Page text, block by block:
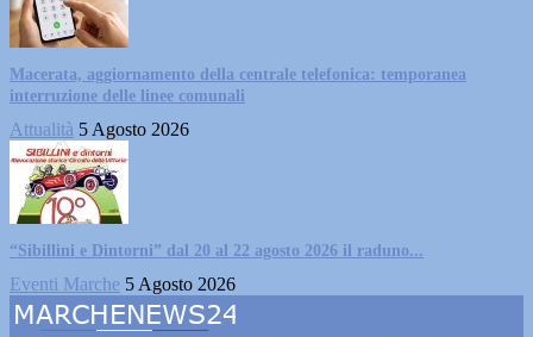
Macerata, aggiornamento della centrale telefonica: temporanea
interruzione delle linee comunali
Attualità 5 Agosto 2026
“Sibillini e Dintorni” dal 20 al 22 agosto 2026 il raduno...
Eventi Marche 5 Agosto 2026